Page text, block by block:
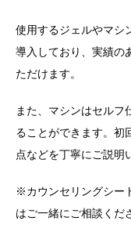
使用するジェルやマシ
導入しており、実績の
ただけます。
また、マシンはセルフ
ることができます。初
点などを丁寧にご説明
※カウンセリングシー
はご一緒にご相談くだ